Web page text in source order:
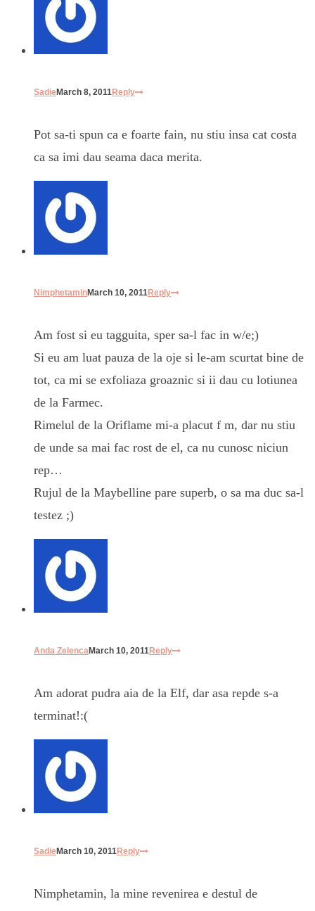
SadieMarch 8, 2011Reply
Pot sa-ti spun ca e foarte fain, nu stiu insa cat costa
ca sa imi dau seama daca merita.
NimphetaminMarch 10, 2011Reply
Am fost si eu tagguita, sper sa-l fac in w/e;)
Si eu am luat pauza de la oje si le-am scurtat bine de
tot, ca mi se exfoliaza groaznic si ii dau cu lotiunea
de la Farmec.
Rimelul de la Oriflame mi-a placut f m, dar nu stiu
de unde sa mai fac rost de el, ca nu cunosc niciun
rep…
Rujul de la Maybelline pare superb, o sa ma duc sa-l
testez ;)
Anda ZelencaMarch 10, 2011Reply
Am adorat pudra aia de la Elf, dar asa repde s-a
terminat!:(
SadieMarch 10, 2011Reply
Nimphetamin, la mine revenirea e destul de